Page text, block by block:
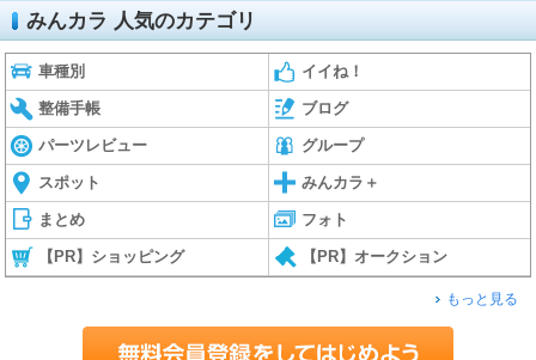
みんカラ 人気のカテゴリ
車種別 イイね！
整備手帳 ブログ
パーツレビュー グループ
スポット みんカラ＋
まとめ フォト
【PR】ショッピング 【PR】オークション
もっと見る